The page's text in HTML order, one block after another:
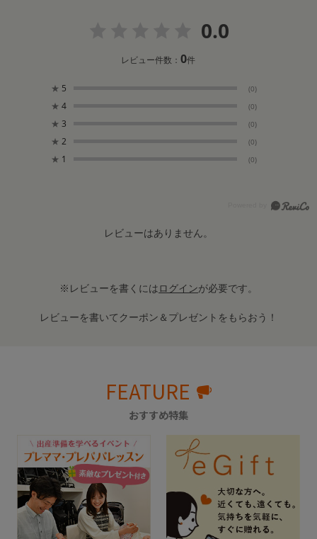
0.0
レビュー件数：0件
★ 5 (0)
★ 4 (0)
★ 3 (0)
★ 2 (0)
★ 1 (0)
レビューはありません。
※レビューを書くにはログインが必要です。
レビューを書いてクーポン＆プレゼントをもらおう！
FEATURE
おすすめ特集